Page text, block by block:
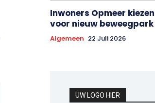
Inwoners Opmeer
voor nieuw
Algemeen 22 Juli 2026
UW LOGO HIER